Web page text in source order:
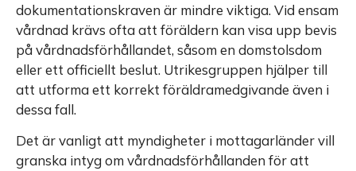
dokumentationskraven är mindre viktiga. Vid ensam
vårdnad krävs ofta att föräldern kan visa upp bevis
på vårdnadsförhållandet, såsom en domstolsdom
eller ett officiellt beslut. Utrikesgruppen hjälper till
att utforma ett korrekt föräldramedgivande även i
dessa fall.
Det är vanligt att myndigheter i mottagarländer vill
granska intyg om vårdnadsförhållanden för att